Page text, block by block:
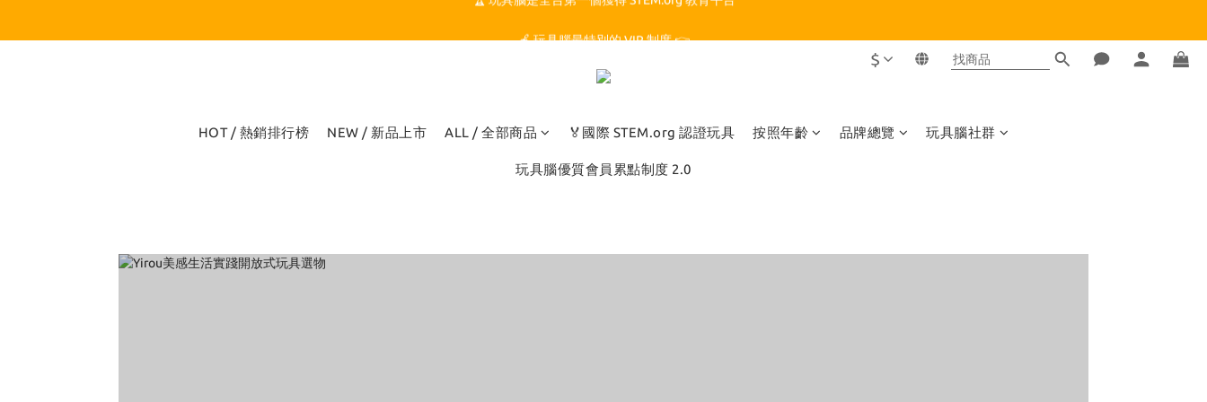
$
HOT / 熱銷排行榜 NEW / 新品上市 ALL / 全部商品 🏅國際 STEM.org 認證玩具 按照年齡 品牌總覽 玩具腦社群
玩具腦優質會員累點制度 2.0